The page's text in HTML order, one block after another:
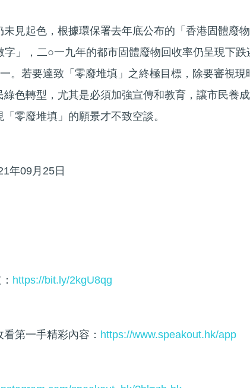
見起色，根據環保署去年底公布的「香港固體廢
」，二○一九年的都市固體廢物回收率仍呈現下跌
。若要達致「零廢堆填」之終極目標，除要審視現
色轉型，尤其是必須加強宣傳和教育，讓市民養
零廢堆填」的願景才不致空談。
年09月25日
https://bit.ly/2kgU8qg
第一手精彩內容： https://www.speakout.hk/app